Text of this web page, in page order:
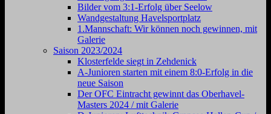
Bilder vom 3:1-Erfolg über Seelow
Wandgestaltung Havelsportplatz
1.Mannschaft: Wir können noch gewinnen, mit
Galerie
Saison 2023/2024
Klosterfelde siegt in Zehdenick
A-Junioren starten mit einem 8:0-Erfolg in die
neue Saison
Der OFC Eintracht gewinnt das Oberhavel-
Masters 2024 / mit Galerie